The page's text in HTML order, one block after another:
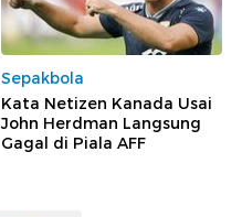
Sepakbola
Kata Netizen Kanada Usai
John Herdman Langsung
Gagal di Piala AFF